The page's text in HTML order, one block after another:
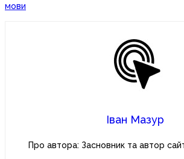
мови
Іван Мазур
Про автора: Засновник та автор